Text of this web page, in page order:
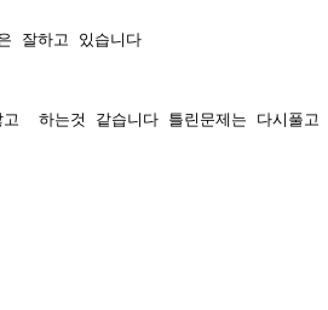
잘하고 있습니다
하는것 같습니다​​​​ 틀린문제는 다시풀고